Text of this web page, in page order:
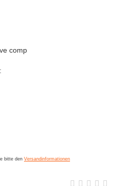
comp
bitte den Versandinformationen